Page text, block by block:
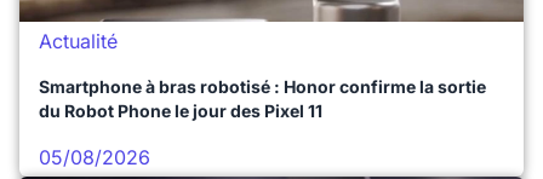
Actualité
Smartphone à bras robotisé : Honor confirme la sortie
du Robot Phone le jour des Pixel 11
05/08/2026